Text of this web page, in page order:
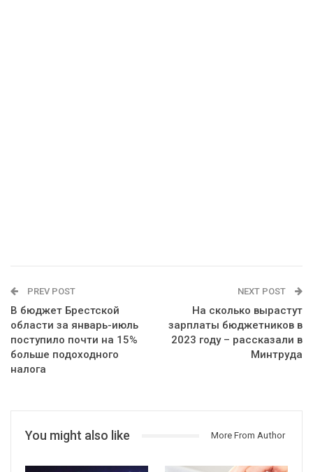
PREV POST
В бюджет Брестской
области за январь-июль
поступило почти на 15%
больше подоходного
налога
NEXT POST
На сколько вырастут
зарплаты бюджетников в
2023 году – рассказали в
Минтруда
You might also like More From Author